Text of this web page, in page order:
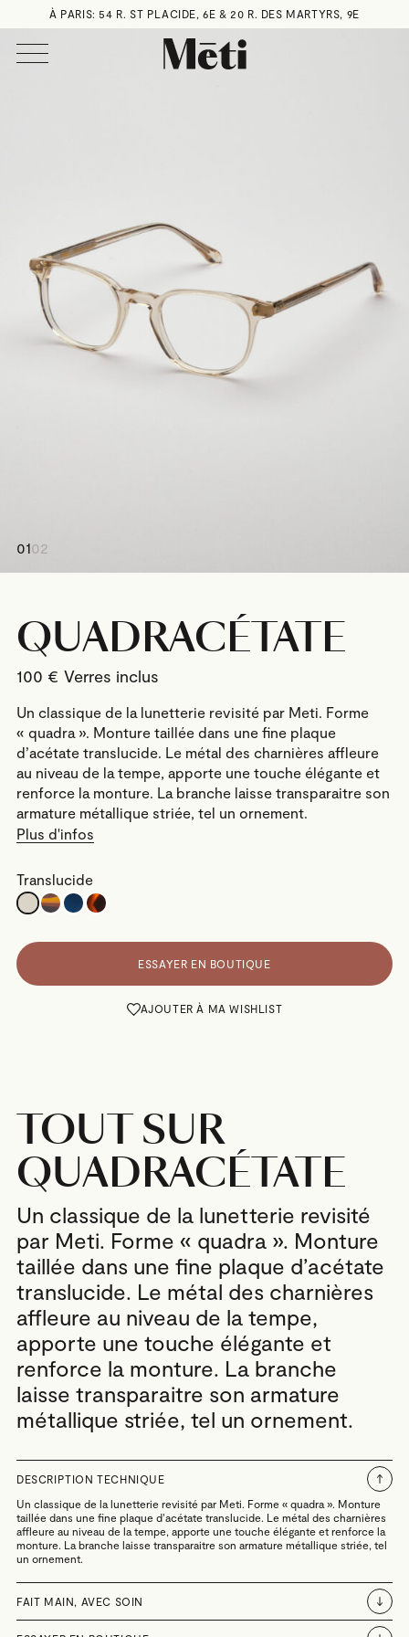
À PARIS: 54 R. ST PLACIDE, 6E & 20 R. DES MARTYRS, 9E
0102
QUADRACÉTATE
100 €
Un classique de la lunetterie revisité par Meti. Forme
« quadra ». Monture taillée dans une fine plaque
d’acétate translucide. Le métal des charnières affleure
au niveau de la tempe, apporte une touche élégante et
renforce la monture. La branche laisse transparaitre son
armature métallique striée, tel un ornement.
Plus d'infos
Translucide
ESSAYER EN BOUTIQUE
AJOUTER À MA WISHLIST
TOUT SUR
QUADRACÉTATE
Un classique de la lunetterie revisité
par Meti. Forme « quadra ». Monture
taillée dans une fine plaque d’acétate
translucide. Le métal des charnières
affleure au niveau de la tempe,
apporte une touche élégante et
renforce la monture. La branche
laisse transparaitre son armature
métallique striée, tel un ornement.
DESCRIPTION TECHNIQUE
Un classique de la lunetterie revisité par Meti. Forme « quadra ». Monture
taillée dans une fine plaque d’acétate translucide. Le métal des charnières
affleure au niveau de la tempe, apporte une touche élégante et renforce la
monture. La branche laisse transparaitre son armature métallique striée, tel
un ornement.
FAIT MAIN, AVEC SOIN